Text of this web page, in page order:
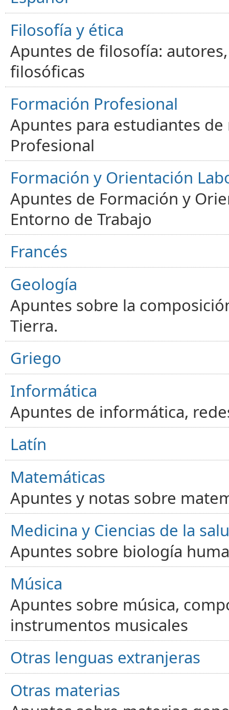
Filosofía y ética
Apuntes de filosofía:
filosóficas
Formación Profesional
Apuntes para estudiantes
Profesional
Formación y Orientación
Apuntes de Formación y
Entorno de Trabajo
Francés
Geología
Apuntes sobre la
Tierra.
Griego
Informática
Apuntes de informática,
Latín
Matemáticas
Apuntes y notas sobre
Medicina y Ciencias de la
Apuntes sobre biología
Música
Apuntes sobre música,
instrumentos musicales
Otras lenguas extranjeras
Otras materias